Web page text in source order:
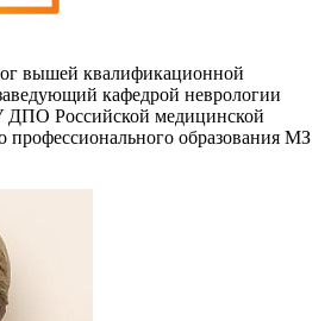
вышей квалификационной
кафедрой неврологии
ДПО Российской медицинской
профессионального образования МЗ